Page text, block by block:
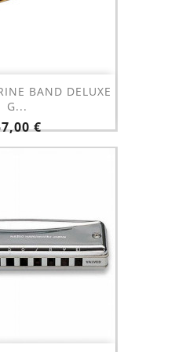
BAND DELUXE
G...
€